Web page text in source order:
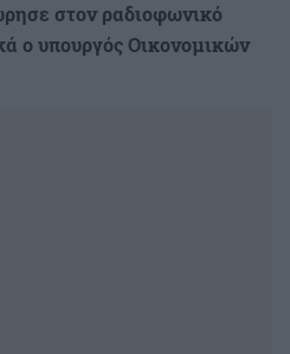
στονραδιοφωνικό
ο υπουργός Οικονομικών